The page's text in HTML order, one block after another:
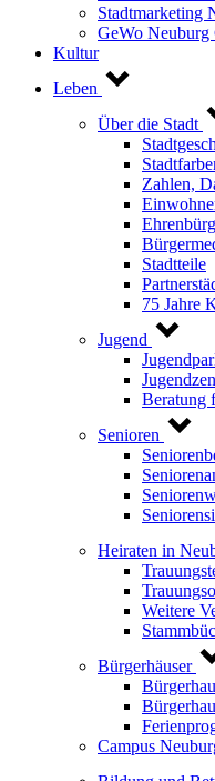
Stadtmarketing
GeWo Neuburg
Kultur
Leben
Über die Stadt
Zahlen,
Stadtteile
75 Jahre
Jugend
Beratung
Senioren
Heiraten in
Weitere
Bürgerhäuser
Campus